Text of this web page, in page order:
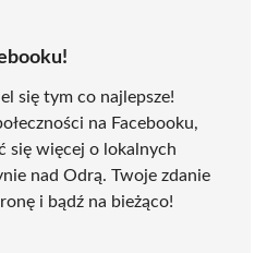
się tym co najlepsze!
na Facebooku,
się więcej o lokalnych
nad Odrą. Twoje zdanie
i bądź na bieżąco!